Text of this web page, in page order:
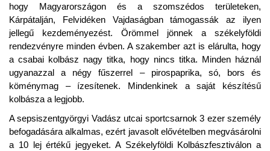
hogy Magyarországon és a szomszédos területeken,
Kárpátalján, Felvidéken Vajdaságban támogassák az ilyen
jellegű kezdeményezést. Örömmel jönnek a székelyföldi
rendezvényre minden évben. A szakember azt is elárulta, hogy
a csabai kolbász nagy titka, hogy nincs titka. Minden háznál
ugyanazzal a négy fűszerrel – pirospaprika, só, bors és
köménymag – ízesítenek. Mindenkinek a saját készítésű
kolbásza a legjobb.
A sepsiszentgyörgyi Vadász utcai sportcsarnok 3 ezer személy
befogadására alkalmas, ezért javasolt elővételben megvásárolni
a 10 lej értékű jegyeket. A Székelyföldi Kolbászfesztiválon a